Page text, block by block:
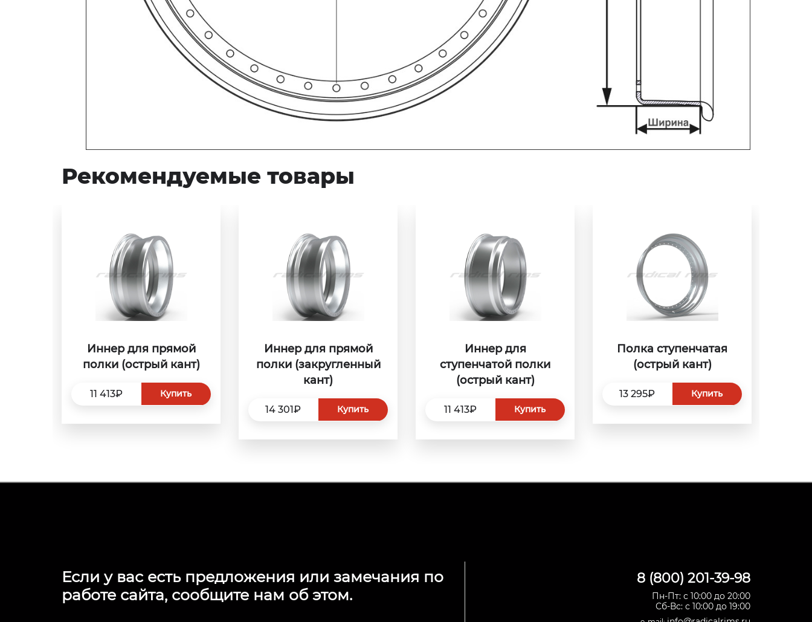
Рекомендуемые товары
Иннер для прямой
полки (острый кант)
11 413₽ Купить
Иннер для прямой
полки (закругленный
кант)
14 301₽ Купить
Иннер для
ступенчатой полки
(острый кант)
11 413₽ Купить
Полка ступенчатая
(острый кант)
13 295₽ Купить
Если у вас есть предложения или замечания по
работе сайта, сообщите нам об этом.
8 (800) 201-39-98
Пн-Пт: с 10:00 до 20:00
Сб-Вс: с 10:00 до 19:00